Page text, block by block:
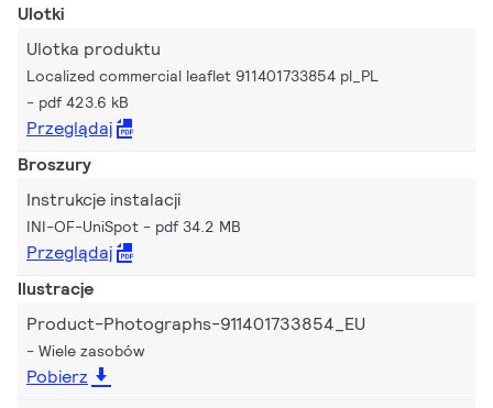
Ulotki
Ulotka produktu
Localized commercial leaflet 911401733854 pl_PL
pdf 423.6 kB
Przeglądaj
Broszury
Instrukcje instalacji
INI-OF-UniSpot pdf 34.2 MB
Przeglądaj
Ilustracje
Product-Photographs-911401733854_EU
Wiele zasobów
Pobierz